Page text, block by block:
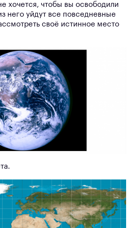
хочется, чтобы вы освободили
него уйдут все повседневные
своё истинное место